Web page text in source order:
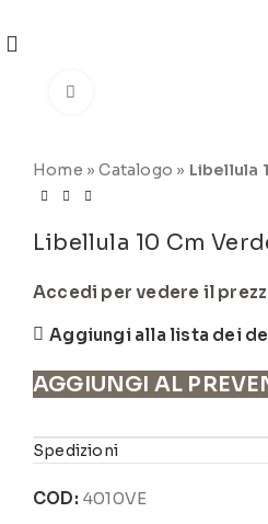
Home »Catalogo » Libellula
Libellula 10 Cm
Accedi per vedere il
Aggiungi alla lista dei
AGGIUNGI AL
Spedizioni
COD: 4010VE